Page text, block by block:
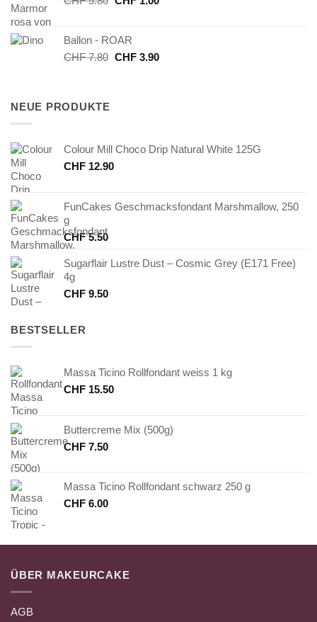
CHF 5.80
Ballon - ROAR
CHF7.80 Ursprünglicher
CHF3.90Aktueller
NEUE PRODUKTE
Colour Mill Choco Drip Natural White 125G
CHF 12.90
FunCakes Geschmacksfondant Marshmallow, 250
g
CHF5.50
Sugarflair Lustre Dust – Cosmic Grey (E171 Free)
4g
CHF 9.50
BESTSELLER
Massa Ticino Rollfondant weiss 1 kg
CHF 15.50
Buttercreme Mix (500g)
CHF 7.50
Massa Ticino Rollfondant schwarz 250 g
CHF 6.00
ÜBER MAKEURCAKE
AGB